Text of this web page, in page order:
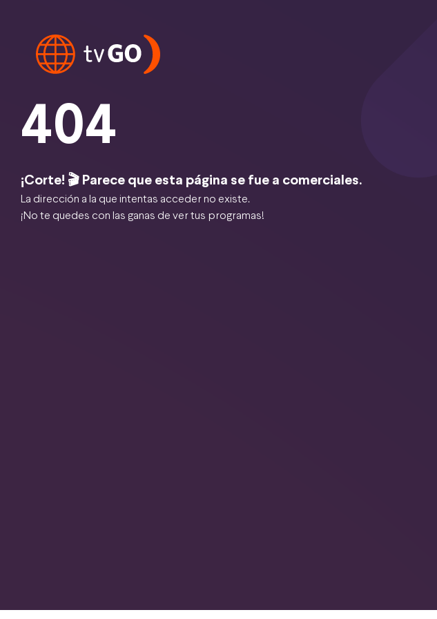
404
¡Corte! 🎬 Parece que esta página se fue a comerciales.
La dirección a la que intentas acceder no existe.
¡No te quedes con las ganas de ver tus programas!